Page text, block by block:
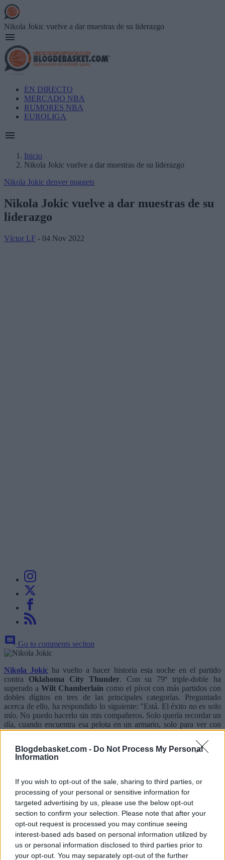
Blogdebasket.com - Do Not Process My Personal
Information
If you wish to opt-out of the sale, sharing to third parties, or
processing of your personal or sensitive information for
targeted advertising by us, please use the below opt-out
section to confirm your selection. Please note that after your
opt-out request is processed you may continue seeing
interest-based ads based on personal information utilized by
us or personal information disclosed to third parties prior to
your opt-out. You may separately opt-out of the further
Skip
to
main
content
Nikola Jokic vuelve a dar muestras de su liderazgo
Main
navigation
EN DIRECTO
MERCADO NBA
RUMORES NBA
EUROLIGA
Breadcrumb
Inicio
Nikola Jokic vuelve a dar muestras de su liderazgo
Nikola Jokic denver nuggets
Nikola Jokic vuelve a dar muestras de su
liderazgo
Víctor LF - 04 Nov 2022
Go to comments seciton
Nikola Jokic ha vuelto a hacer historia esta noche en el partido
contra Oklahoma City Thunder. Con su 79º triple-doble ha
superado a Wilt Chamberlain como el pívot con más partidos con
dobles dígitos en tres de las principales categorías. Preguntado
acerca de ello, ha respondido lo siguiente: "Está. El éxito no es solo
mío. No puedo hacerlo sin mis compañeros. Solo quería recordar un
día, cuando encuentra esa pelota en un armario, solo para ver con
quién jugaba." Una muestra más del serbio de cómo tiene que ser un